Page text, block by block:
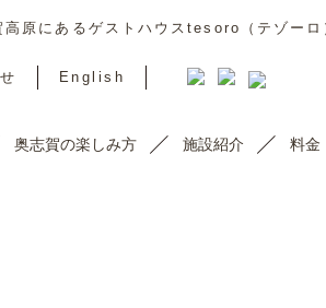
高原にあるゲストハウスtesoro（テゾーロ
English
奥志賀の楽しみ方 施設紹介 料金